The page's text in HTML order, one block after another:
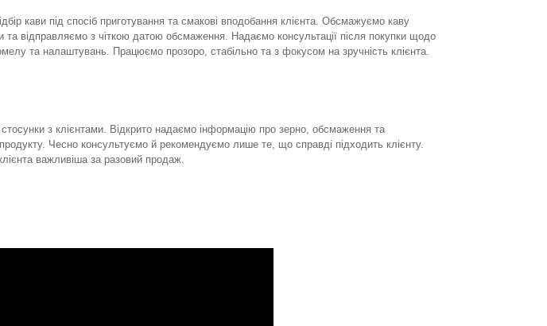
кави під спосіб приготування та смакові вподобання клієнта. Обсмажуємо каву
та відправляємо з чіткою датою обсмаження. Надаємо консультації після покупки щодо
та налаштувань. Працюємо прозоро, стабільно та з фокусом на зручність клієнта.
стосунки з клієнтами. Відкрито надаємо інформацію про зерно, обсмаження та
Чесно консультуємо й рекомендуємо лише те, що справді підходить клієнту.
важливіша за разовий продаж.